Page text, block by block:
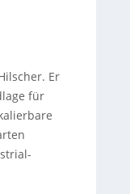
Er
für